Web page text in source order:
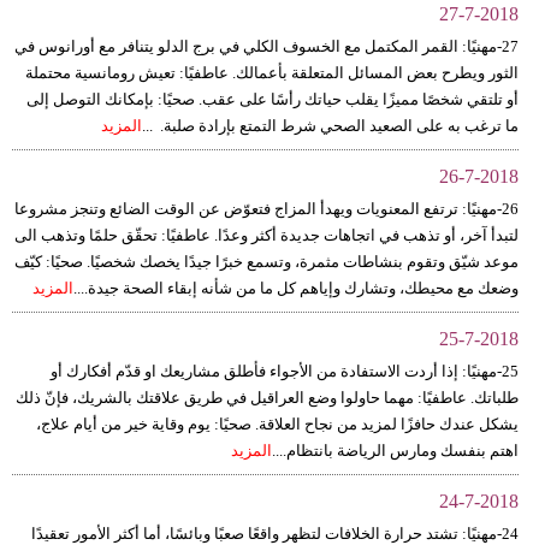
27-7-2018
27-مهنيًا: القمر المكتمل مع الخسوف الكلي في برج الدلو يتنافر مع أورانوس في
الثور ويطرح بعض المسائل المتعلقة بأعمالك. عاطفيًا: تعيش رومانسية محتملة
أو تلتقي شخصًا مميزًا يقلب حياتك رأسًا على عقب. صحيًا: بإمكانك التوصل إلى
ما ترغب به على الصعيد الصحي شرط التمتع بإرادة صلبة. ... المزيد
26-7-2018
26-مهنيًا: ترتفع المعنويات ويهدأ المزاج فتعوّض عن الوقت الضائع وتنجز مشروعا
لتبدأ آخر، أو تذهب في اتجاهات جديدة أكثر وعدًا. عاطفيًا: تحقّق حلمًا وتذهب الى
موعد شيّق وتقوم بنشاطات مثمرة، وتسمع خبرًا جيدًا يخصك شخصيًا. صحيًا: كيّف
وضعك مع محيطك، وتشارك وإياهم كل ما من شأنه إبقاء الصحة جيدة.... المزيد
25-7-2018
25-مهنيًا: إذا أردت الاستفادة من الأجواء فأطلق مشاريعك او قدّم أفكارك أو
طلباتك. عاطفيًا: مهما حاولوا وضع العراقيل في طريق علاقتك بالشريك، فإنّ ذلك
يشكل عندك حافزًا لمزيد من نجاح العلاقة. صحيًا: يوم وقاية خير من أيام علاج،
اهتم بنفسك ومارس الرياضة بانتظام.... المزيد
24-7-2018
24-مهنيًا: تشتد حرارة الخلافات لتظهر واقعًا صعبًا وبائسًا، أما أكثر الأمور تعقيدًا